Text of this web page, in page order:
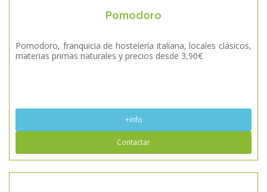
Pomodoro
Pomodoro, franquicia de hostelería italiana, locales clásicos,
materias primas naturales y precios desde 3,90€
+info
Contactar